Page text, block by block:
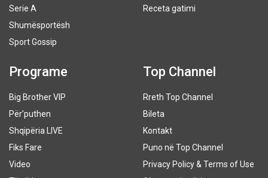
Serie A
Shumësportësh
Sport Gossip
Receta gatimi
Programe
Big Brother VIP
Për’puthen
Shqipëria LIVE
Fiks Fare
Video
Top Channel
Rreth Top Channel
Bileta
Kontakt
Puno në Top Channel
Privacy Policy & Terms of Use